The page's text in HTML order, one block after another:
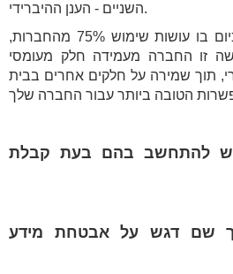
השניים - הענן ההיברידי.
המודל הפופולרי ביותר כיום בו עושות שימוש 75% מהחברות,
זו החברה מעמידה חלק מעומסי
תוך שמירה על חלקים אחרים בבית
שיש להתחשב בהם בעת קבלת
שם דגש על אבטחת מידע